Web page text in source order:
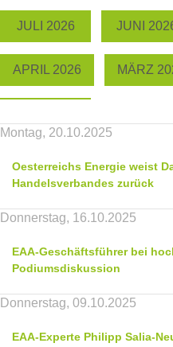
JULI 2026 JUNI
APRIL 2026 MÄRZ
Montag, 20.10.2025
Oesterreichs Energie weist
Handelsverbandes zurück
Donnerstag, 16.10.2025
EAA-Geschäftsführer bei
Podiumsdiskussion
Donnerstag, 09.10.2025
EAA-Experte Philipp Salia-